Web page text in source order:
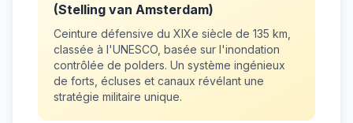
(Stelling van Amsterdam)
Ceinture défensive du XIXe siècle de 135 km,
classée à l'UNESCO, basée sur l'inondation
contrôlée de polders. Un système ingénieux
de forts, écluses et canaux révélant une
stratégie militaire unique.